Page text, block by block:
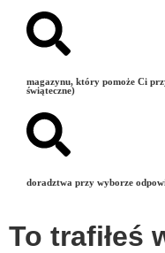
magazynu, który pomoże Ci
świąteczne)
doradztwa przy wyborze
To trafiłeś